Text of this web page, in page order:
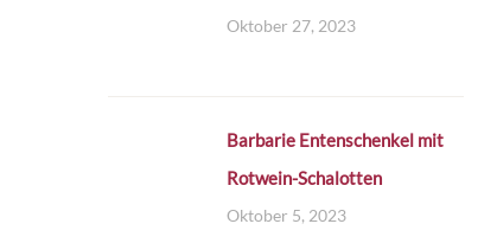
Oktober 27, 2023
Barbarie Entenschenkel mit
Rotwein-Schalotten
Oktober 5, 2023